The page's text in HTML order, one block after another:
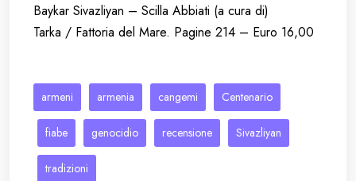
Baykar Sivazliyan – Scilla Abbiati (a cura di)
Tarka / Fattoria del Mare. Pagine 214 – Euro 16,00
armeni armenia cangemi Centenario
fiabe genocidio recensione Sivazliyan
tradizioni